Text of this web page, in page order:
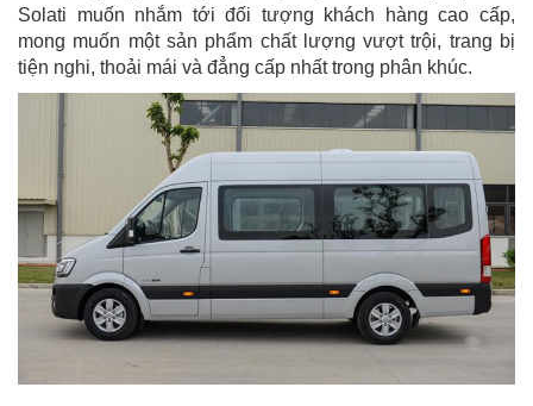
Solati muốn nhắm tới đối tượng khách hàng cao cấp,
mong muốn một sản phẩm chất lượng vượt trội, trang bị
tiện nghi, thoải mái và đẳng cấp nhất trong phân khúc.